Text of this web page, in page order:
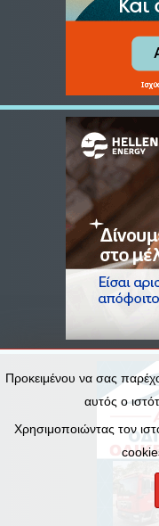
Προκειμένου να σας
αυτός ο
Χρησιμοποιώντας τον